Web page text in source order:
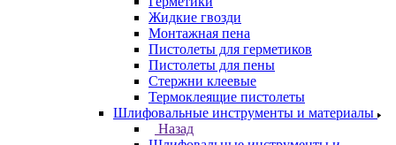
Жидкие гвозди
Монтажная пена
Пистолеты для герметиков
Пистолеты для пены
Стержни клеевые
Термоклеящие пистолеты
Шлифовальные инструменты и материалы
Назад